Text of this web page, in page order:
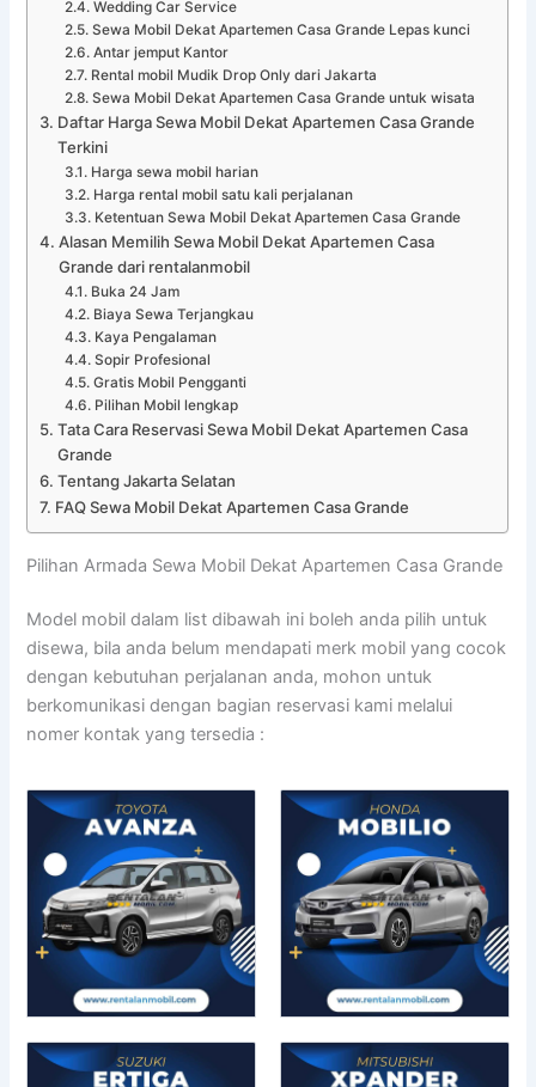
Wedding Car Service
Sewa Mobil Dekat Apartemen Casa Grande Lepas kunci
Antar jemput Kantor
Rental mobil Mudik Drop Only dari Jakarta
Sewa Mobil Dekat Apartemen Casa Grande untuk wisata
Daftar Harga Sewa Mobil Dekat Apartemen Casa Grande
Terkini
Harga sewa mobil harian
Harga rental mobil satu kali perjalanan
Ketentuan Sewa Mobil Dekat Apartemen Casa Grande
Alasan Memilih Sewa Mobil Dekat Apartemen Casa
Grande dari rentalanmobil
Buka 24 Jam
Biaya Sewa Terjangkau
Kaya Pengalaman
Sopir Profesional
Gratis Mobil Pengganti
Pilihan Mobil lengkap
Tata Cara Reservasi Sewa Mobil Dekat Apartemen Casa
Grande
Tentang Jakarta Selatan
FAQ Sewa Mobil Dekat Apartemen Casa Grande
Pilihan Armada Sewa Mobil Dekat Apartemen Casa Grande
Model mobil dalam list dibawah ini boleh anda pilih untuk
disewa, bila anda belum mendapati merk mobil yang cocok
dengan kebutuhan perjalanan anda, mohon untuk
berkomunikasi dengan bagian reservasi kami melalui
nomer kontak yang tersedia :